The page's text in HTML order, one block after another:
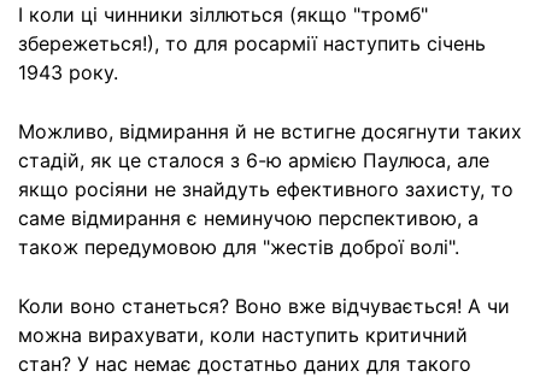
І коли ці чинники зіллються (якщо "тромб"
збережеться!), то для росармії наступить січень
1943 року.
Можливо, відмирання й не встигне досягнути таких
стадій, як це сталося з 6-ю армією Паулюса, але
якщо росіяни не знайдуть ефективного захисту, то
саме відмирання є неминучою перспективою, а
також передумовою для "жестів доброї волі".
Коли воно станеться? Воно вже відчувається! А чи
можна вирахувати, коли наступить критичний
стан? У нас немає достатньо даних для такого